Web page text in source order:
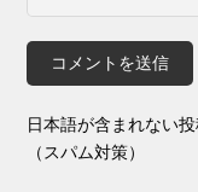
日本語が含まれない
（スパム対策）